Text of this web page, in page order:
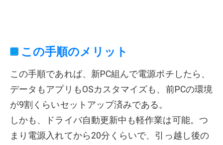
この手順のメリット
この手順であれば、新PC組んで電源ポチしたら、
データもアプリもOSカスタマイズも、前PCの環境
が9割くらいセットアップ済みである。
しかも、ドライバ自動更新中も軽作業は可能。つ
まり電源入れてから20分くらいで、引っ越し後の